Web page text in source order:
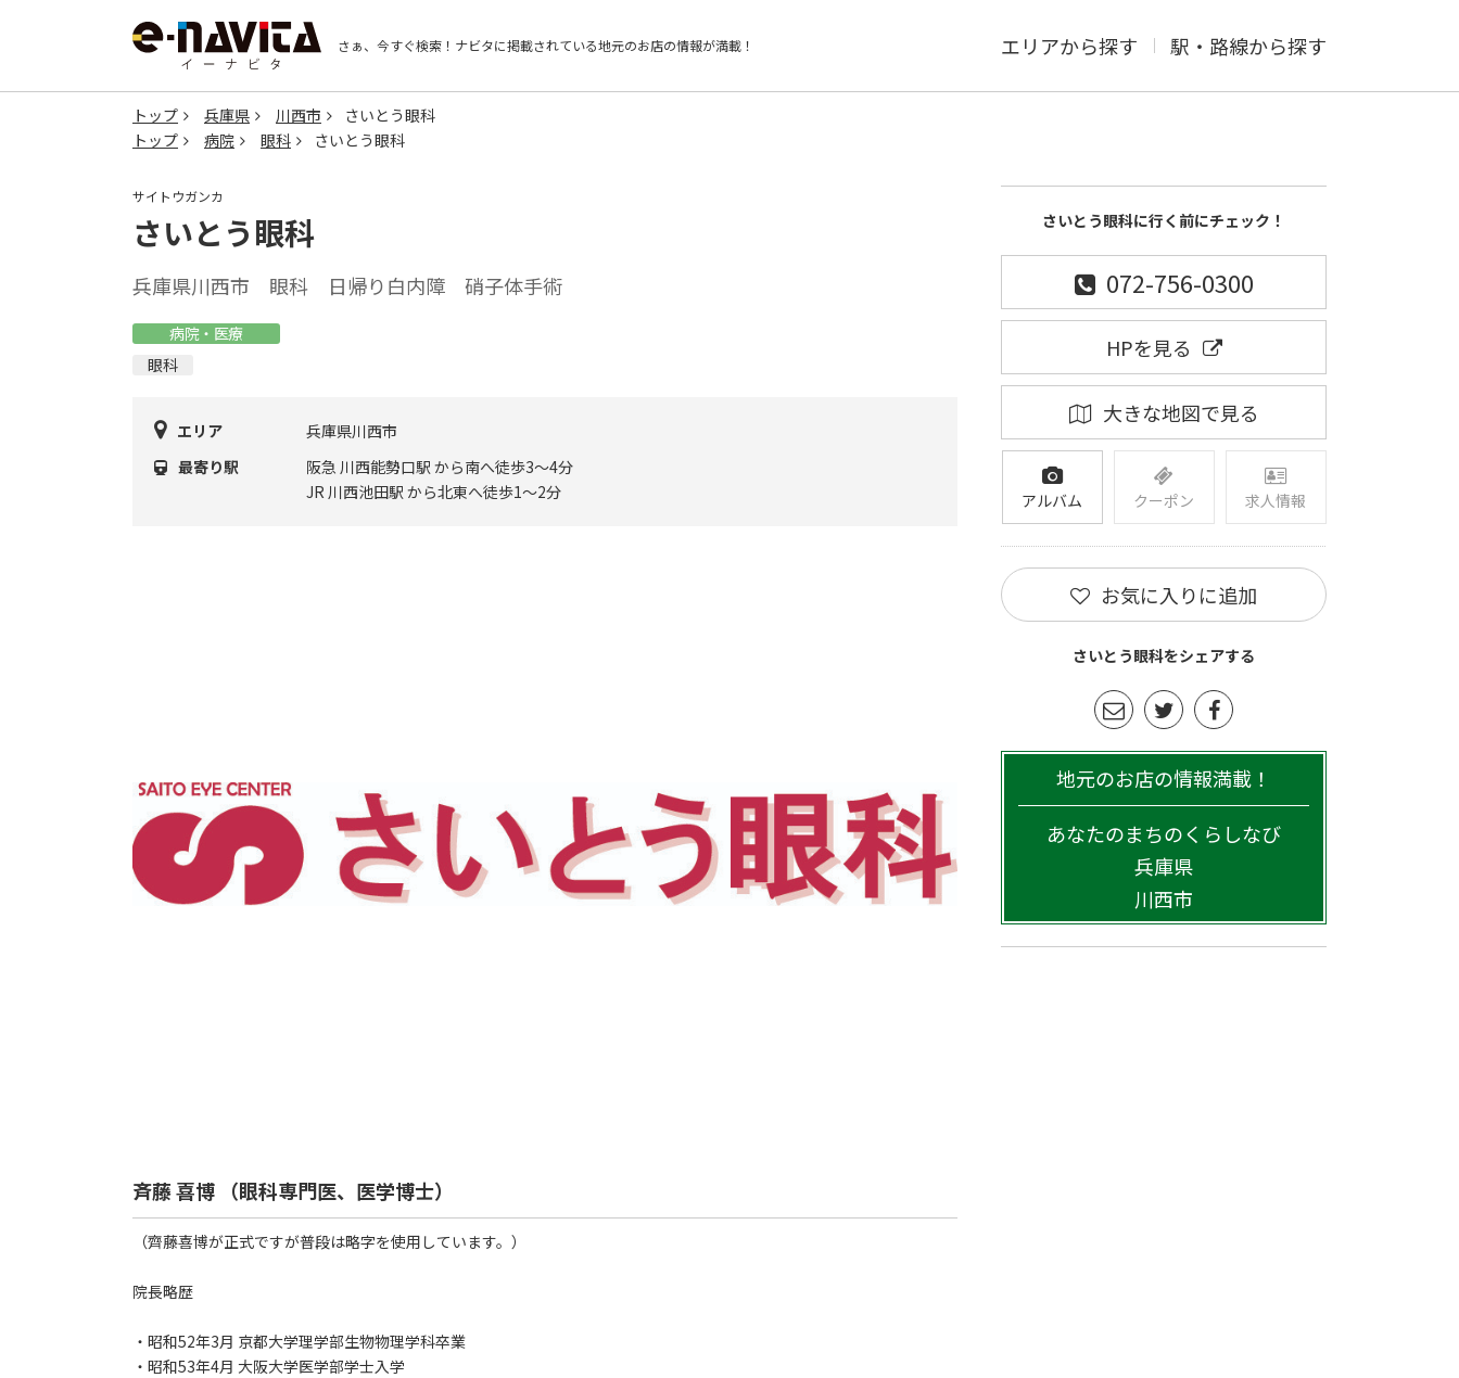
さぁ、今すぐ検索！ ナビタに掲載されている地元のお店の情報が満載！ エリアから探す 駅・路線から探す
トップ 兵庫県 川西市
さいとう眼科
トップ
病院 眼科 さいとう眼科
サイトウガンカ
さいとう眼科
兵庫県川西市 眼科 日帰り白内障 硝子体手術
病院・医療
眼科
エリア
兵庫県川西市
最寄り駅
阪急 川西能勢口駅 から南へ徒歩3～4分
JR 川西池田駅 から北東へ徒歩1～2分
斉藤 喜博 （眼科専門医、医学博士）
（齊藤喜博が正式ですが普段は略字を使用しています。）
院長略歴
・昭和52年3月 京都大学理学部生物物理学科卒業
・昭和53年4月 大阪大学医学部学士入学
さいとう眼科に行く前にチェック！
072-756-0300
HPを見る
大きな地図で見る
アルバム クーポン 求人情報
お気に入りに追加
さいとう眼科をシェアする
地元のお店の情報満載！
あなたのまちのくらしなび
兵庫県
川西市